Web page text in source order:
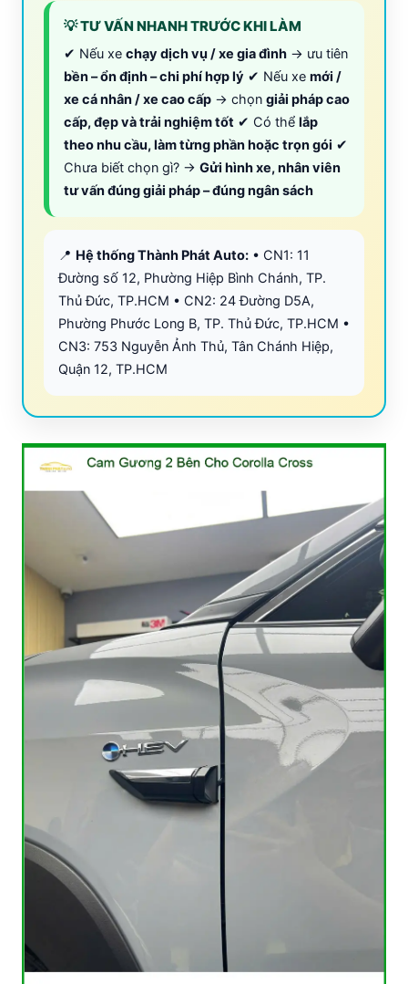
💡 TƯ VẤN NHANH TRƯỚC KHI LÀM
✔ Nếu xe chạy dịch vụ / xe gia đình → ưu tiên
bền – ổn định – chi phí hợp lý ✔ Nếu xe mới /
xe cá nhân / xe cao cấp → chọn giải pháp cao
cấp, đẹp và trải nghiệm tốt ✔ Có thể lắp
theo nhu cầu, làm từng phần hoặc trọn gói ✔
Chưa biết chọn gì? → Gửi hình xe, nhân viên
tư vấn đúng giải pháp – đúng ngân sách
📍 Hệ thống Thành Phát Auto: • CN1: 11
Đường số 12, Phường Hiệp Bình Chánh, TP.
Thủ Đức, TP.HCM • CN2: 24 Đường D5A,
Phường Phước Long B, TP. Thủ Đức, TP.HCM •
CN3: 753 Nguyễn Ảnh Thủ, Tân Chánh Hiệp,
Quận 12, TP.HCM